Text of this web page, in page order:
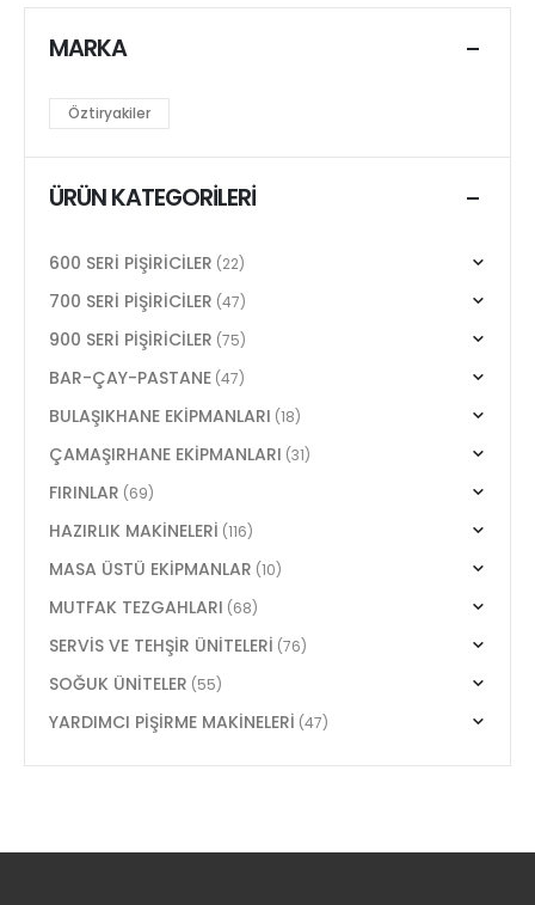
MARKA
Öztiryakiler
ÜRÜN KATEGORILERI
600 SERİ PİŞİRİCİLER (22)
700 SERİ PİŞİRİCİLER (47)
900 SERİ PİŞİRİCİLER (75)
BAR-ÇAY-PASTANE (47)
BULAŞIKHANE EKİPMANLARI (18)
ÇAMAŞIRHANE EKİPMANLARI (31)
FIRINLAR (69)
HAZIRLIK MAKİNELERİ (116)
MASA ÜSTÜ EKİPMANLAR (10)
MUTFAK TEZGAHLARI (68)
SERVİS VE TEHŞİR ÜNİTELERİ (76)
SOĞUK ÜNİTELER (55)
YARDIMCI PİŞİRME MAKİNELERİ (47)